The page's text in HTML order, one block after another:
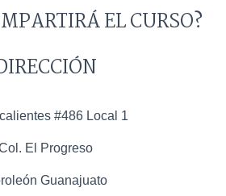
EL CURSO?
#486 Local 1
El Progreso
Guanajuato